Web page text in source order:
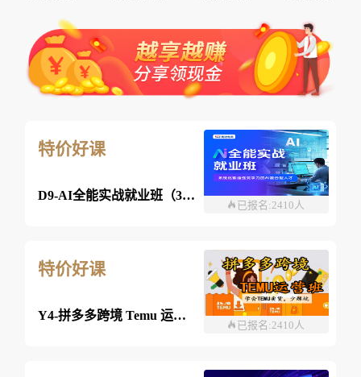
特价好课
D9-AI全能实战就业班（360课时）
已报名:2410人
特价好课
Y4-拼多多跨境 Temu 运营班-26年08月08日（双师）
已报名:2410人